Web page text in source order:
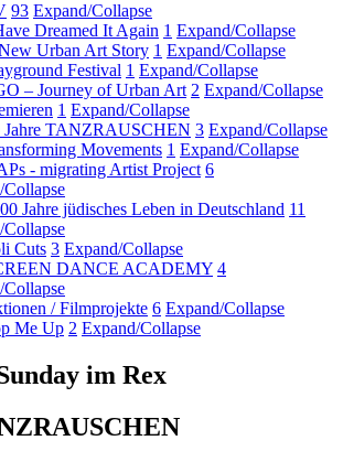
93 Expand/Collapse
Dreamed It Again 1 Expand/Collapse
Urban Art Story 1 Expand/Collapse
Festival 1 Expand/Collapse
– Journey of Urban Art 2 Expand/Collapse
1 Expand/Collapse
Jahre TANZRAUSCHEN 3 Expand/Collapse
Movements 1 Expand/Collapse
- migrating Artist Project 6
Jahre jüdisches Leben in Deutschland 11
Cuts 3 Expand/Collapse
DANCE ACADEMY 4
/ Filmprojekte 6 Expand/Collapse
Me Up 2 Expand/Collapse
im Rex